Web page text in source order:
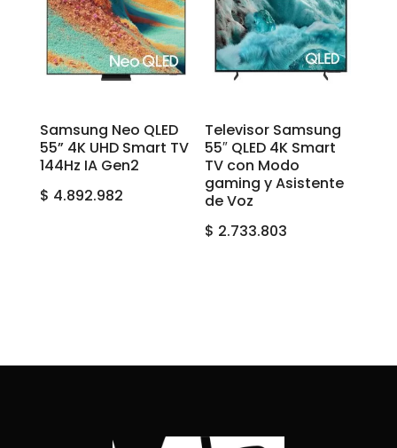
Samsung Neo QLED
55” 4K UHD Smart TV
144Hz IA Gen2
$ 4.892.982
Televisor Samsung
55″ QLED 4K Smart
TV con Modo
gaming y Asistente
de Voz
$ 2.733.803